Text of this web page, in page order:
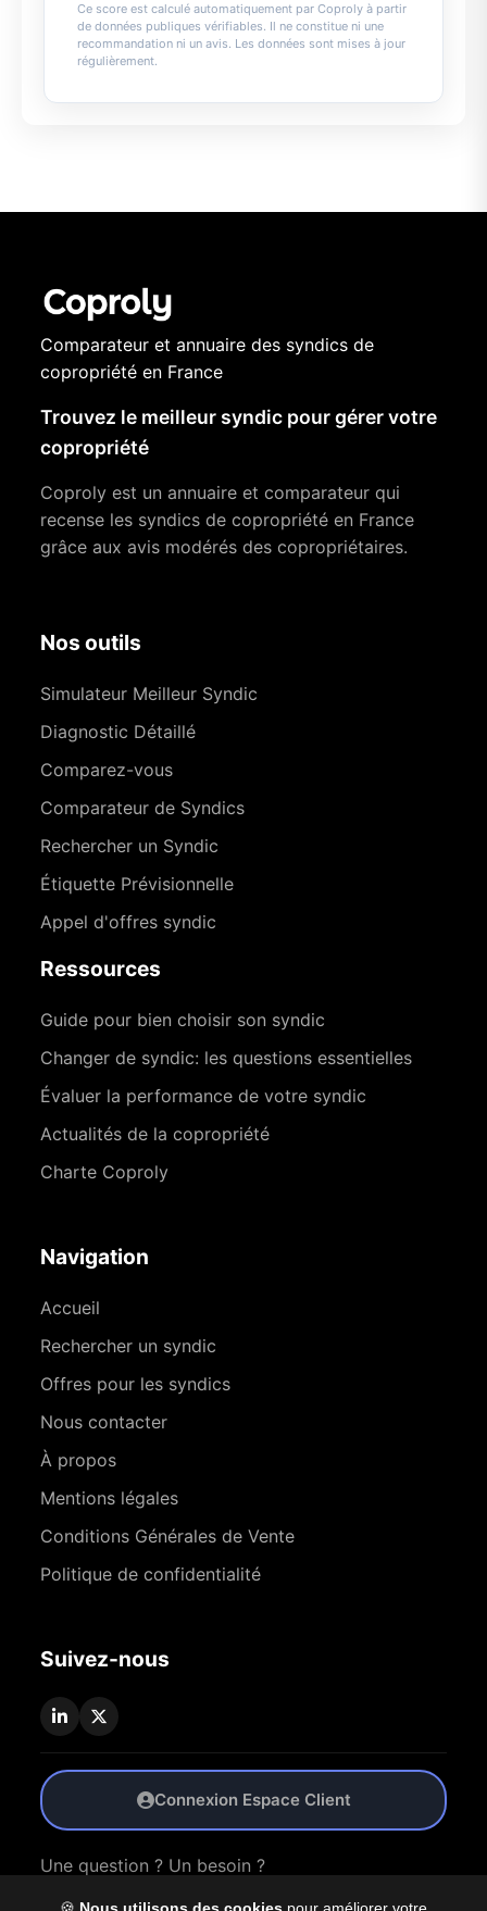
Ce score est calculé automatiquement par Coproly à partir
de données publiques vérifiables. Il ne constitue ni une
recommandation ni un avis. Les données sont mises à jour
régulièrement.
Comparateur et annuaire des syndics de
copropriété en France
Trouvez le meilleur syndic pour gérer votre
copropriété
Coproly est un annuaire et comparateur qui
recense les syndics de copropriété en France
grâce aux avis modérés des copropriétaires.
Nos outils
Simulateur Meilleur Syndic
Diagnostic Détaillé
Comparez-vous
Comparateur de Syndics
Rechercher un Syndic
Étiquette Prévisionnelle
Appel d'offres syndic
Ressources
Guide pour bien choisir son syndic
Changer de syndic: les questions essentielles
Évaluer la performance de votre syndic
Actualités de la copropriété
Charte Coproly
Navigation
Accueil
Rechercher un syndic
Offres pour les syndics
Nous contacter
À propos
Mentions légales
Conditions Générales de Vente
Politique de confidentialité
Suivez-nous
Connexion Espace Client
Une question ? Un besoin ?